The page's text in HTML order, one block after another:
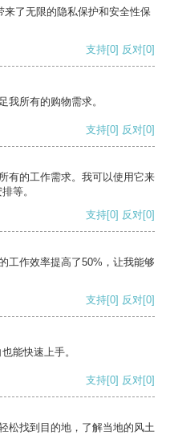
了无限的隐私保护和安全性保
支持[0] 反对[0]
我所有的购物需求。
支持[0] 反对[0]
有的工作需求。我可以使用它来
等。
支持[0] 反对[0]
工作效率提高了50%，让我能够
支持[0] 反对[0]
能快速上手。
支持[0] 反对[0]
松找到目的地，了解当地的风土